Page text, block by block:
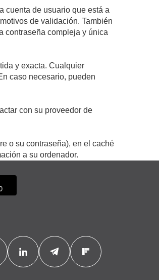
cuenta de usuario que está a
de validación. También
contraseña compleja y única
y exacta. Cualquier
caso necesario, pueden
con su proveedor de
o su contraseña), en el caché
a su ordenador.